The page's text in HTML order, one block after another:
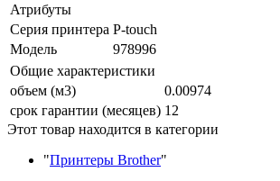
Атрибуты
Серия принтера P-touch
Модель
978996
Общие характеристики
объем (м3)
0.00974
срок гарантии (месяцев) 12
Этот товар находится в категории
"Принтеры Brother"